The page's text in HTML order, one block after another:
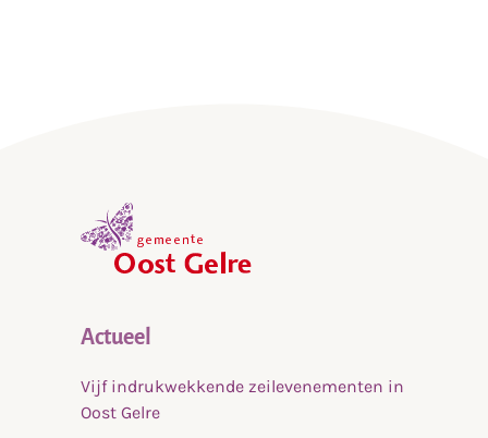
Actueel
Vijf indrukwekkende zeilevenementen in
Oost Gelre